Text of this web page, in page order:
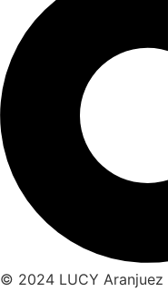
© 2024 LUCY Aranjuez